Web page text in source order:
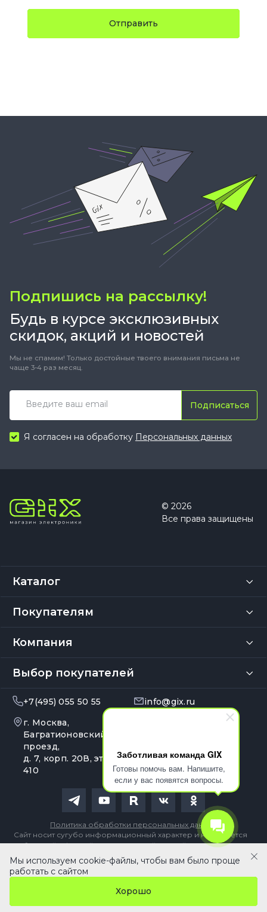
Заботливая команда GIX
Готовы помочь вам. Напишите,
если у вас появятся вопросы.
Отправить
Подпишись на рассылку!
Будь в курсе эксклюзивных
скидок, акций и новостей
Мы не спамим! Только достойные твоего внимания письма не
чаще 3-4 раз месяц.
Подписаться
Я согласен на обработку Персональных данных
© 2026
Все права защищены
Каталог
Покупателям
Компания
Выбор покупателей
+7(495) 055 50 55
info@gix.ru
г. Москва,
Багратионовский
проезд,
д. 7, корп. 20В, эт. 4, оф.
410
Сайт носит сугубо информационный характер и не является
публичной офертой, определяемой Статьей 437 (2) ГК РФ
Политика обработки персональных данных
В корзину
Мы используем cookie-файлы, чтобы вам было проще
работать с сайтом
Хорошо